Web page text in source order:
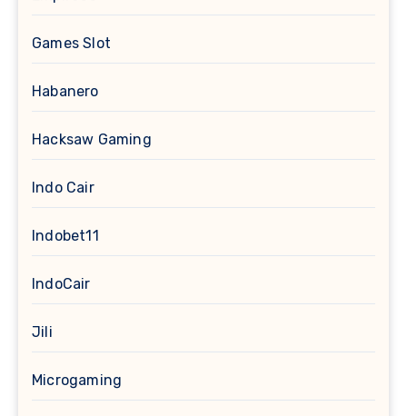
Games Slot
Habanero
Hacksaw Gaming
Indo Cair
Indobet11
IndoCair
Jili
Microgaming